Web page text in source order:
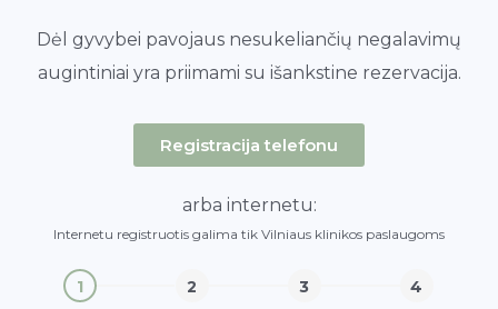
Dėl gyvybei pavojaus nesukeliančių negalavimų
augintiniai yra priimami su išankstine rezervacija.
Registracija telefonu
arba internetu:
Internetu registruotis galima tik Vilniaus klinikos paslaugoms